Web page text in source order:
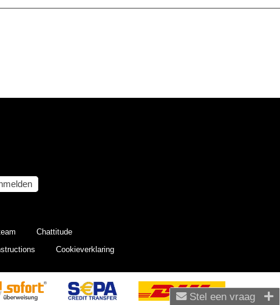
Stel een vraag
Chattitude
Cookieverklaring